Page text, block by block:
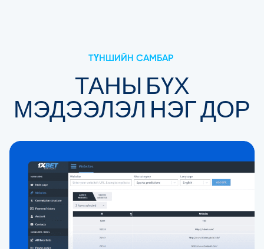
ТҮНШИЙН САМБАР
ТАНЫ БҮХ
МЭДЭЭЛЭЛ НЭГ ДОР